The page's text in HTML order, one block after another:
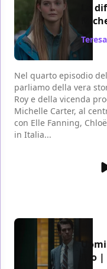
La
Nel quarto episodio
parliamo della vera
Roy e della vicenda
Michelle Carter, al
con Elle Fanning,
in Italia...
Dio